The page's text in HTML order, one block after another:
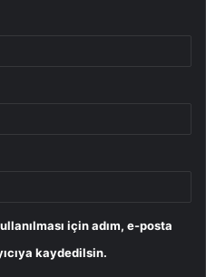
için adım, e-posta
kaydedilsin.